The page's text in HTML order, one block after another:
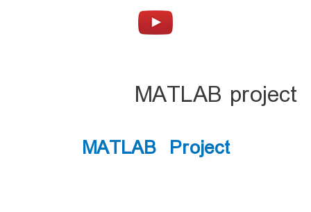
MATLAB project
MATLAB Project